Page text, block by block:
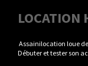
LOCATION
Assainilocation loue
Débuter et tester son